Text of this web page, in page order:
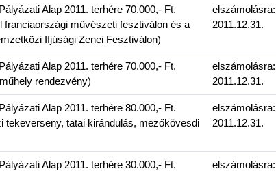
Alap 2011. terhére 70.000,- Ft.
művészeti fesztiválon és a
Ifjúsági Zenei Fesztiválon)
elszámolásra:
2011.12.31.
Alap 2011. terhére 70.000,- Ft.
rendezvény)
elszámolásra:
2011.12.31.
Alap 2011. terhére 80.000,- Ft.
tekeverseny, tatai kirándulás, mezőkövesdi
elszámolásra:
2011.12.31.
Alap 2011. terhére 30.000,- Ft.
elszámolásra: